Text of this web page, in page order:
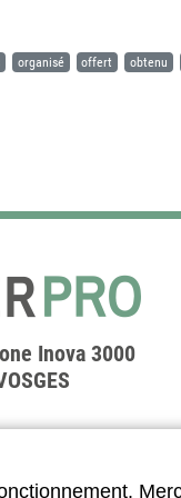
organisé offert obtenu
Inova 3000